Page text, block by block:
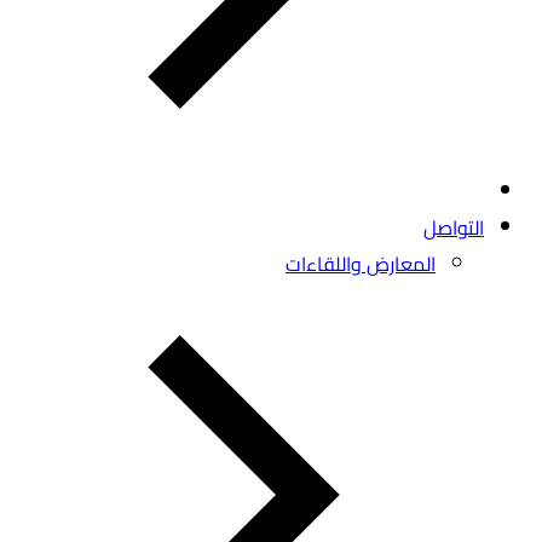
التواصل
المعارض واللقاءات